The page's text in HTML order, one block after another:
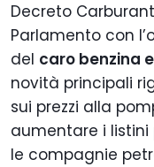
Decreto
Parlamento con
del caro benzina
novità principali
sui prezzi alla
aumentare i listini
le compagnie